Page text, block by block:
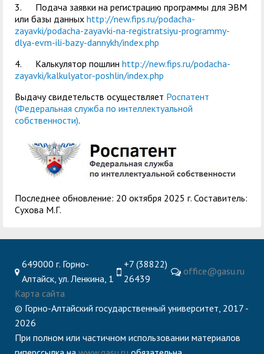
3. Подача заявки на регистрацию программы для ЭВМ
или базы данных http://new.fips.ru/podacha-
zayavki/podacha-zayavki-na-registratsiyu-programmy-
dlya-evm-ili-bazy-dannykh/index.php
4. Калькулятор пошлин http://new.fips.ru/podacha-
zayavki/kalkulyator-poshlin/index.php
Выдачу свидетельств осуществляет Роспатент
(Федеральная служба по интеллектуальной
собственности).
Последнее обновление: 20 октября 2025 г. Составитель:
Сухова М.Г.
649000 г. Горно-
Алтайск, ул. Ленкина, 1
+7 (38822)
26439
office@gasu.ru
Карта сайта
© Горно-Алтайский государственный университет, 2017 -
2026
При полном или частичном использовании материалов